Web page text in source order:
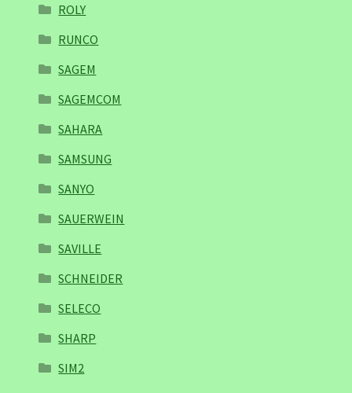
ROLY
RUNCO
SAGEM
SAGEMCOM
SAHARA
SAMSUNG
SANYO
SAUERWEIN
SAVILLE
SCHNEIDER
SELECO
SHARP
SIM2